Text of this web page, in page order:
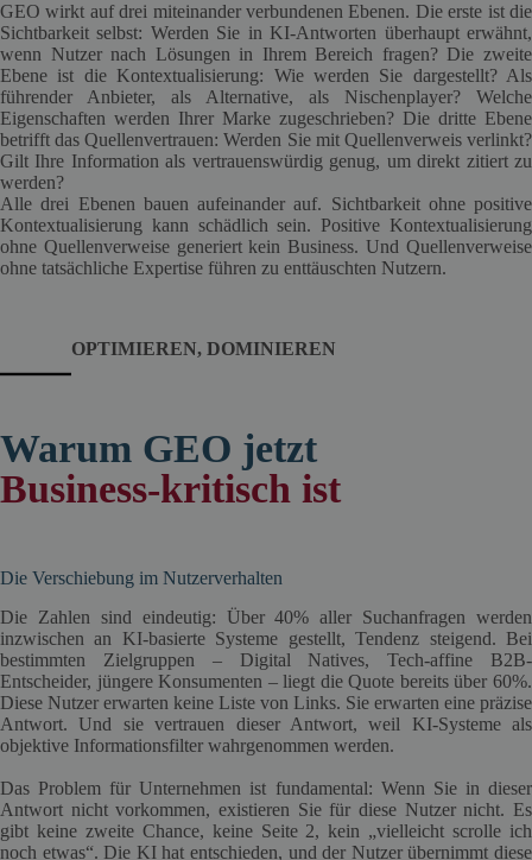
GEO wirkt auf drei miteinander verbundenen Ebenen. Die erste ist die
Sichtbarkeit selbst: Werden Sie in KI-Antworten überhaupt erwähnt,
wenn Nutzer nach Lösungen in Ihrem Bereich fragen? Die zweite
Ebene ist die Kontextualisierung: Wie werden Sie dargestellt? Als
führender Anbieter, als Alternative, als Nischenplayer? Welche
Eigenschaften werden Ihrer Marke zugeschrieben? Die dritte Ebene
betrifft das Quellenvertrauen: Werden Sie mit Quellenverweis verlinkt?
Gilt Ihre Information als vertrauenswürdig genug, um direkt zitiert zu
werden?
Alle drei Ebenen bauen aufeinander auf. Sichtbarkeit ohne positive
Kontextualisierung kann schädlich sein. Positive Kontextualisierung
ohne Quellenverweise generiert kein Business. Und Quellenverweise
ohne tatsächliche Expertise führen zu enttäuschten Nutzern.
OPTIMIEREN, DOMINIEREN
Warum GEO jetzt
Business-kritisch ist
Die Verschiebung im Nutzerverhalten
Die Zahlen sind eindeutig: Über 40% aller Suchanfragen werden
inzwischen an KI-basierte Systeme gestellt, Tendenz steigend. Bei
bestimmten Zielgruppen – Digital Natives, Tech-affine B2B-
Entscheider, jüngere Konsumenten – liegt die Quote bereits über 60%.
Diese Nutzer erwarten keine Liste von Links. Sie erwarten eine präzise
Antwort. Und sie vertrauen dieser Antwort, weil KI-Systeme als
objektive Informationsfilter wahrgenommen werden.
Das Problem für Unternehmen ist fundamental: Wenn Sie in dieser
Antwort nicht vorkommen, existieren Sie für diese Nutzer nicht. Es
gibt keine zweite Chance, keine Seite 2, kein „vielleicht scrolle ich
noch etwas“. Die KI hat entschieden, und der Nutzer übernimmt diese